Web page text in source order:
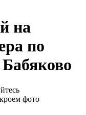
на
по
фото